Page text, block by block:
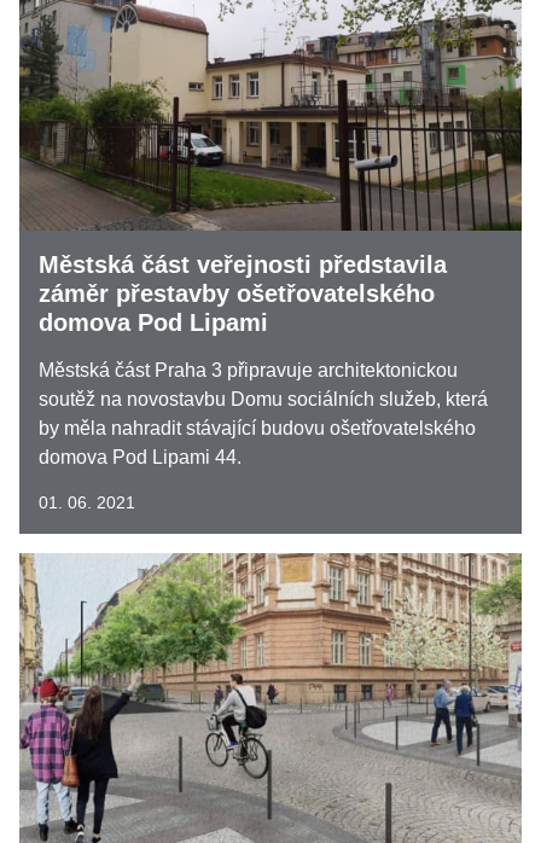
Městská část veřejnosti představila
záměr přestavby ošetřovatelského
domova Pod Lipami
Městská část Praha 3 připravuje architektonickou
soutěž na novostavbu Domu sociálních služeb, která
by měla nahradit stávající budovu ošetřovatelského
domova Pod Lipami 44.
01. 06. 2021